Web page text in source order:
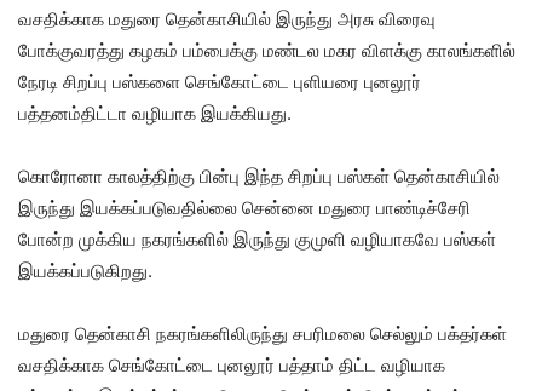
வசதிக்காக மதுரை தென்காசியில் இருந்து அரசு விரைவு
போக்குவரத்து கழகம் பம்பைக்கு மண்டல மகர விளக்கு காலங்களில்
நேரடி சிறப்பு பஸ்களை செங்கோட்டை புளியரை புனலூர்
பத்தனம்திட்டா வழியாக இயக்கியது.
கொரோனா காலத்திற்கு பின்பு இந்த சிறப்பு பஸ்கள் தென்காசியில்
இருந்து இயக்கப்படுவதில்லை சென்னை மதுரை பாண்டிச்சேரி
போன்ற முக்கிய நகரங்களில் இருந்து குமுளி வழியாகவே பஸ்கள்
இயக்கப்படுகிறது.
மதுரை தென்காசி நகரங்களிலிருந்து சபரிமலை செல்லும் பக்தர்கள்
வசதிக்காக செங்கோட்டை புனலூர் பத்தாம் திட்ட வழியாக